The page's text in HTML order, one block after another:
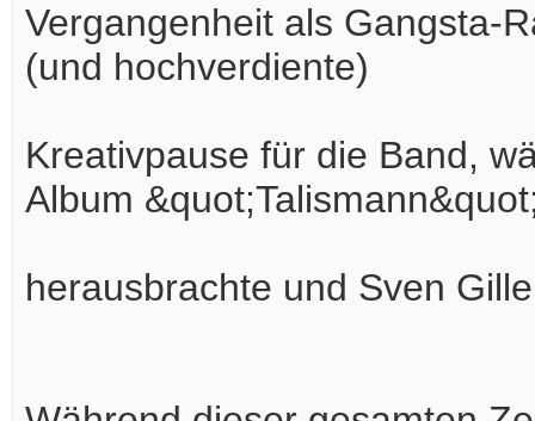
Vergangenheit als Gangsta-
(und hochverdiente)
Kreativpause für die Band,
Album
herausbrachte und Sven